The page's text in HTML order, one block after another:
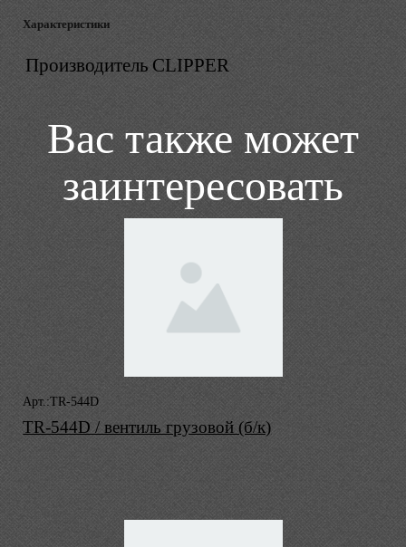
Характеристики
Производитель CLIPPER
Вас также может
заинтересовать
Арт.:TR-544D
TR-544D / вентиль грузовой (б/к)